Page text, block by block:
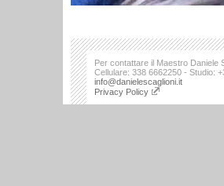
Per contattare il Maestro Daniele
Cellulare: 338 6662250 - Studio:
info@danielescaglioni.it
Privacy Policy